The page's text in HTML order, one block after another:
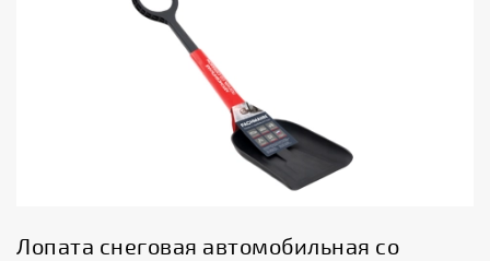
Лопата снеговая автомобильная со